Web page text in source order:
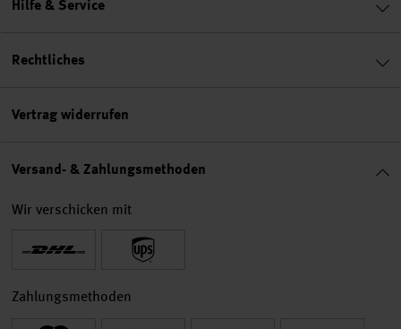
Hilfe & Service
Rechtliches
Vertrag widerrufen
Versand- & Zahlungsmethoden
Wir verschicken mit
Zahlungsmethoden